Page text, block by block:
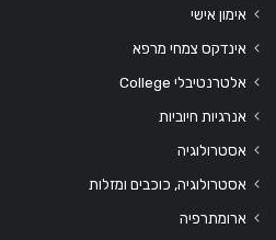
אימון אישי
אינדקס צמחי מרפא
אלטרנטיבלי College
אנרגיות חיוביות
אסטרולוגיה
אסטרולוגיה, כוכבים ומזלות
ארומתרפיה